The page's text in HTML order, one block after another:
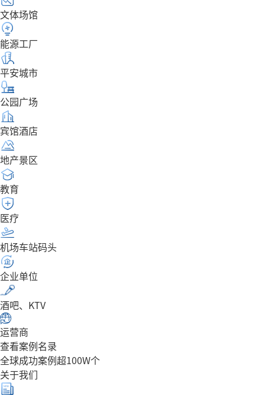
文体场馆
能源工厂
平安城市
公园广场
宾馆酒店
地产景区
教育
医疗
机场车站码头
企业单位
酒吧、KTV
运营商
查看案例名录
全球成功案例超100W个
关于我们